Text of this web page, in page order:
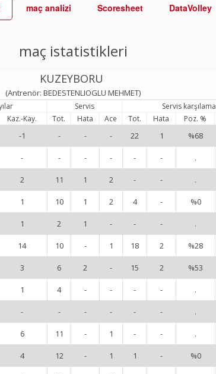
maç analizi Scoresheet DataVolley
maç istatistikleri
KUZEYBORU
(Antrenör: BEDESTENLIOGLU MEHMET)
Servis Servis karşılama
Kaz.-Kay. Tot. Hata Ace Tot. Hata Poz. %
-1 - - - 22 1 %68
- - - - - - .
2 11 1 2 - - .
1 10 1 2 4 - %0
1 2 1 - - - .
14 10 - 1 18 2 %28
3 6 2 - 15 2 %53
1 4 - - - - .
- - - - - - .
6 11 - 1 - - .
4 12 - 1 1 - %0